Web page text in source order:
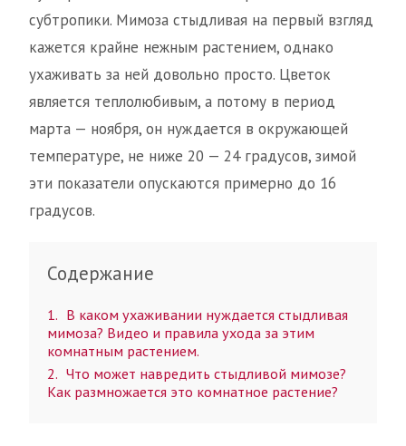
субтропики. Мимоза стыдливая на первый взгляд
кажется крайне нежным растением, однако
ухаживать за ней довольно просто. Цветок
является теплолюбивым, а потому в период
марта — ноября, он нуждается в окружающей
температуре, не ниже 20 — 24 градусов, зимой
эти показатели опускаются примерно до 16
градусов.
Содержание
1
В каком ухаживании нуждается стыдливая
мимоза? Видео и правила ухода за этим
комнатным растением.
2
Что может навредить стыдливой мимозе?
Как размножается это комнатное растение?